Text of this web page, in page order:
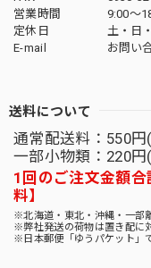
営業時間
9:00〜
定休日
土・日
E-mail
お問い
送料について
通常配送料：550
一部小物類：220
1回のご注文金額
料】
※北海道・東北・沖縄・一部
※弊社発送の荷物は置き配に
※日本郵便「ゆうパケット」